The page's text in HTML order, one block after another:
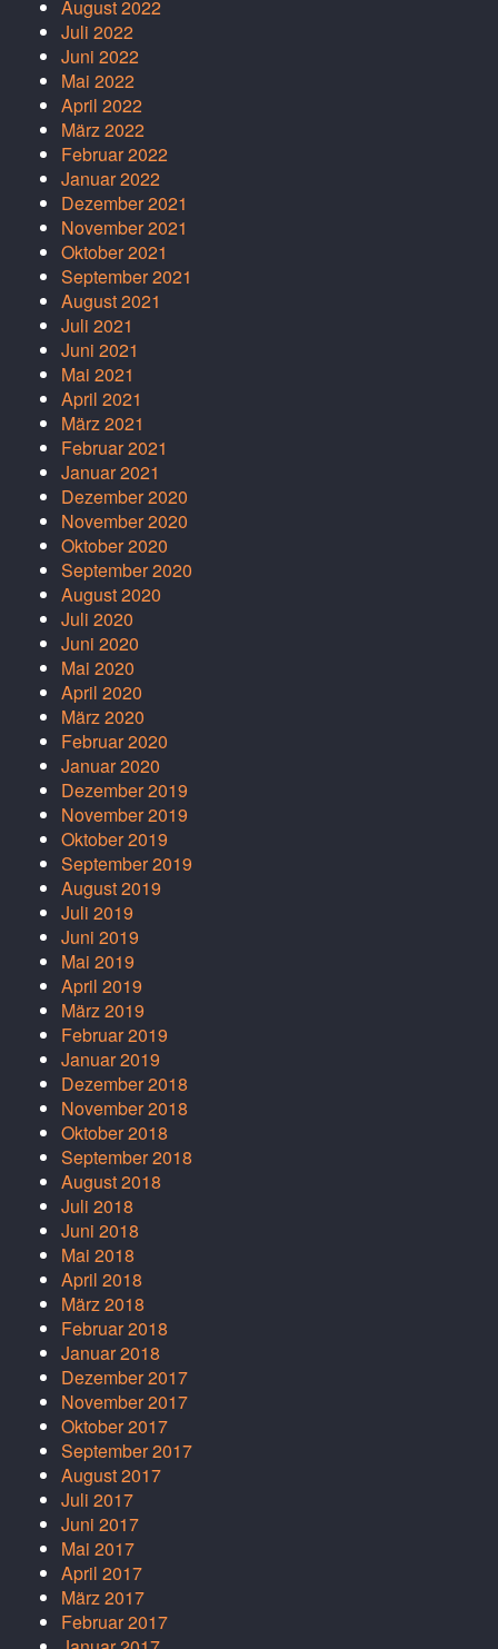
August 2022
Juli 2022
Juni 2022
Mai 2022
April 2022
März 2022
Februar 2022
Januar 2022
Dezember 2021
November 2021
Oktober 2021
September 2021
August 2021
Juli 2021
Juni 2021
Mai 2021
April 2021
März 2021
Februar 2021
Januar 2021
Dezember 2020
November 2020
Oktober 2020
September 2020
August 2020
Juli 2020
Juni 2020
Mai 2020
April 2020
März 2020
Februar 2020
Januar 2020
Dezember 2019
November 2019
Oktober 2019
September 2019
August 2019
Juli 2019
Juni 2019
Mai 2019
April 2019
März 2019
Februar 2019
Januar 2019
Dezember 2018
November 2018
Oktober 2018
September 2018
August 2018
Juli 2018
Juni 2018
Mai 2018
April 2018
März 2018
Februar 2018
Januar 2018
Dezember 2017
November 2017
Oktober 2017
September 2017
August 2017
Juli 2017
Juni 2017
Mai 2017
April 2017
März 2017
Februar 2017